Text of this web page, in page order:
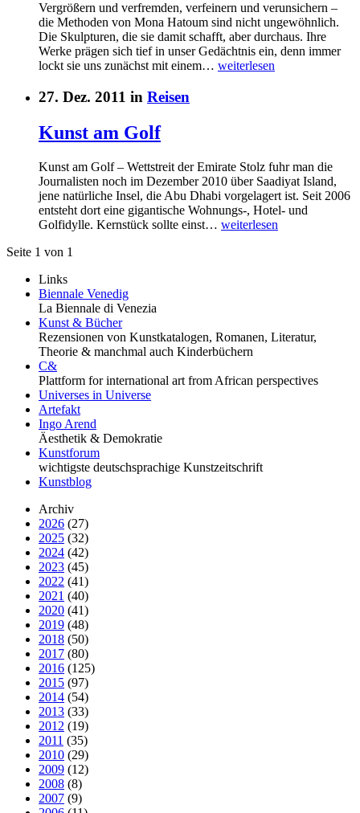
Vergrößern und verfremden, verfeinern und verunsichern –
die Methoden von Mona Hatoum sind nicht ungewöhnlich.
Die Skulpturen, die sie damit schafft, aber durchaus. Ihre
Werke prägen sich tief in unser Gedächtnis ein, denn immer
lockt sie uns zunächst mit einem… weiterlesen
27. Dez. 2011 in Reisen
Kunst am Golf
Kunst am Golf – Wettstreit der Emirate Stolz fuhr man die
Journalisten noch im Dezember 2010 über Saadiyat Island,
jene natürliche Insel, die Abu Dhabi vorgelagert ist. Seit 2006
entsteht dort eine gigantische Wohnungs-, Hotel- und
Golfidylle. Kernstück sollte einst… weiterlesen
Seite 1 von 1
Links
Biennale Venedig
La Biennale di Venezia
Kunst & Bücher
Rezensionen von Kunstkatalogen, Romanen, Literatur,
Theorie & manchmal auch Kinderbüchern
C&
Plattform for international art from African perspectives
Universes in Universe
Artefakt
Ingo Arend
Äesthetik & Demokratie
Kunstforum
wichtigste deutschsprachige Kunstzeitschrift
Kunstblog
Archiv
2026 (27)
2025 (32)
2024 (42)
2023 (45)
2022 (41)
2021 (40)
2020 (41)
2019 (48)
2018 (50)
2017 (80)
2016 (125)
2015 (97)
2014 (54)
2013 (33)
2012 (19)
2011 (35)
2010 (29)
2009 (12)
2008 (8)
2007 (9)